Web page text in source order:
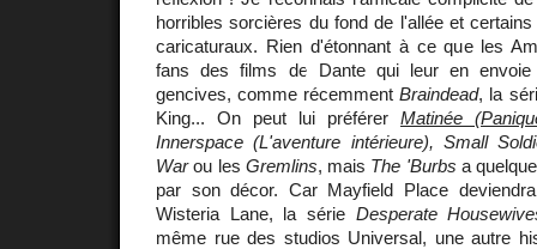
horribles sorcières du fond de l'allée et
caricaturaux. Rien d'étonnant à ce que les
fans des films de Dante qui leur en
gencives, comme récemmentBraindead, la
King... On peut lui préférer Matinée
Innerspace (L'aventure intérieure), Small
Warou les Gremlins, mais The 'Burbs a
par son décor. Car Mayfield Place
Wisteria Lane, la série Desperate
même rue des studios Universal, une autre